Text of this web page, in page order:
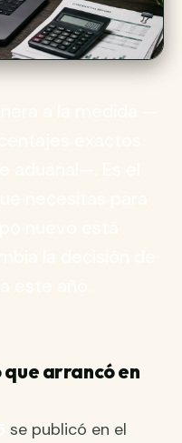
arrancó en
se publicó en el